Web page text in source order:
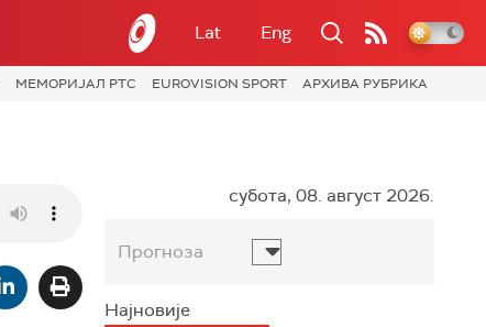
Lat Eng
МЕМОРИЈАЛ РТС EUROVISION SPORT АРХИВА РУБРИКА
субота, 08. август 2026.
Прогноза
Најновије